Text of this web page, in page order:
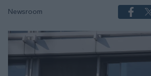
Newsroom